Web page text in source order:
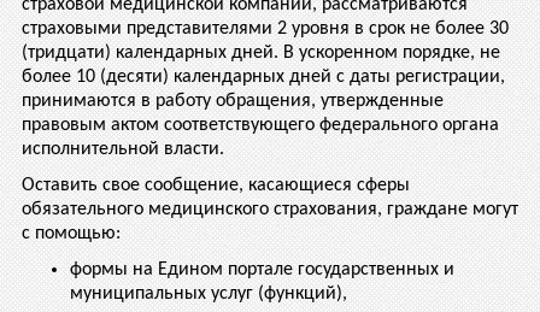
страховой медицинской компании, рассматриваются
страховыми представителями 2 уровня в срок не более 30
(тридцати) календарных дней. В ускоренном порядке, не
более 10 (десяти) календарных дней с даты регистрации,
принимаются в работу обращения, утвержденные
правовым актом соответствующего федерального органа
исполнительной власти.
Оставить свое сообщение, касающиеся сферы
обязательного медицинского страхования, граждане могут
с помощью:
формы на Едином портале государственных и
муниципальных услуг (функций),